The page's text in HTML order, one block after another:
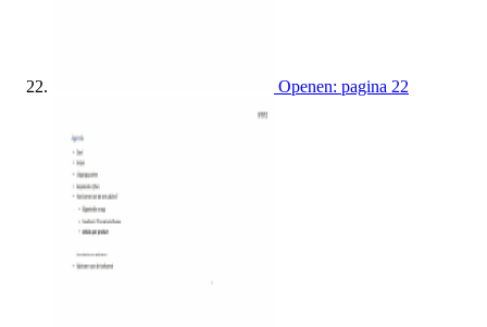
Openen: pagina 22